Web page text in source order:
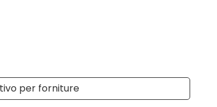
per forniture